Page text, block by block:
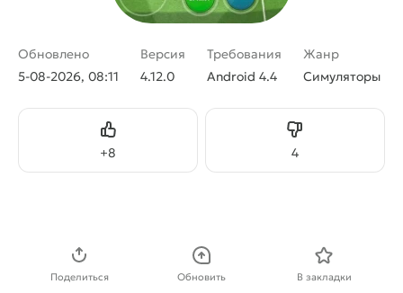
Обновлено
5-08-2026, 08:11
Версия
4.12.0
Требования
Android 4.4
Жанр
Симуляторы
+8
Нравится 4Не нравится
Поделиться Обновить В закладки